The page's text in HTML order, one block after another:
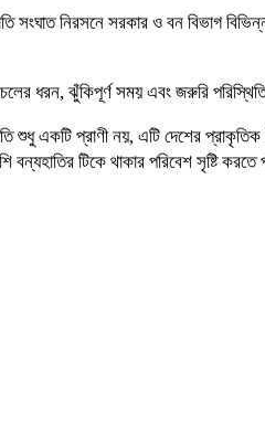
সংঘাত নিরসনে সরকার ও বন
ধরন, ঝুঁকিপূর্ণ সময় এবং জরুরি
শুধু একটি প্রাণী নয়, এটি দেশের
বন্যহাতির টিকে থাকার পরিবেশ সৃষ্টি